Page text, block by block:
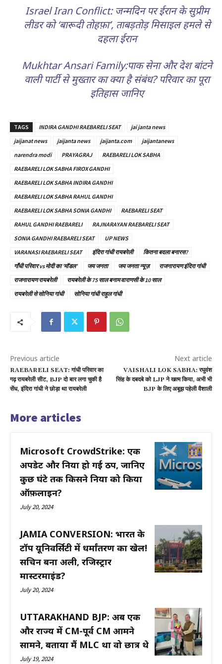
Israel Iran Conflict: जन्मदिन पर ईरान के सुप्रीम
लीडर को ‘बारूदी तोहफ़ा’, ताबड़तोड़ मिसाइल हमले से
दहला ईरान
Mukhtar Ansari Family:पाक सेना और देश बांटने
वाली पार्टी से मुख्तार का क्या है संबंध? परिवार का पूरा
इतिहास जानिए
TAGS INDIRA GANDHI RAEBARELI SEAT
jai janta news
jaijanat news
jaijanta news jaijanta.com
jaijantanews
narendra modi
PRAYAGRAJ
RAEBARELI LOK SABHA
RAEBARELI LOK SABHA FIROX GANDHI
RAEBARELI LOK SABHA INDIRA GANDHI
RAEBARELI LOK SABHA RAHUL GANDHI
RAEBARELI LOK SABHA SONIA GANDHI
RAEBARELI SEAT
RAHUL GANDHI RAEBARELI
RAJNARAYAN RAEBARELI SEAT
SONIA GANDHI RAEBARELI SEAT
UP NEWS
VARANASI RAEBARELI SEAT
इंदिरा गांधी रायबरेली
कितना बदला बनारस?
गाँधी परिवार vs मोदी का 'मॉडल'
जय जनता जय जनता न्यूज़
राजनारायण इंदिरा गांधी
राजनारायण रायबरेली
रायबरेली के 75 साल बनाम वाराणसी के 10 साल
रायबरेली से सोनिया गांधी
सोनिया गांधी राहुल गांधी
Previous article
RAEBARELI SEAT: गांधी परिवार का
गढ़ रायबरेली सीट, BJP दो बार लगा चुकी है
सेंध, इंदिरा गांधी ने छोड़ा था रायबरेली
Next article
VAISHALI LOK SABHA: रघुवंश
सिंह के दबदबे को LJP ने खत्म किया, अभी भी
BJP के लिए अबूझ पहेली वैशाली
More articles
Microsoft CrowdStrike: एक
अपडेट और दुनिया हो गई ठप, जानिए
कुछ घंटे तक किसने दुनिया को किया
ऑफ़लाइन?
July 20, 2024
JAMIA CONVERSION: भारत के
टॉप यूनिवर्सिटी में धर्मांतरण का खेल!
सचिन बना अली, रजिस्ट्रार
मास्टरमाइंड?
July 20, 2024
UTTARAKHAND BJP: अब एक
और राज्य में CM-पूर्व CM आमने
सामने, बताया मैं MLC था वो छात्र थे
July 19, 2024